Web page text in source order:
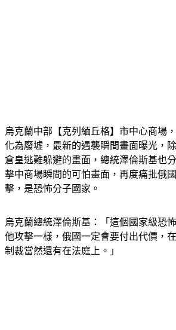
烏克蘭中部【克列緬丘格】市中心商場
化為廢墟，最新的遇襲瞬間畫面曝光，
倉皇逃難躲避的畫面，總統澤倫斯基也
擊中商場瞬間的可怕畫面，再度痛批俄
烏克蘭總統澤倫斯基：「這個國家級恐
他攻擊一樣，俄國一定會要付出代價，